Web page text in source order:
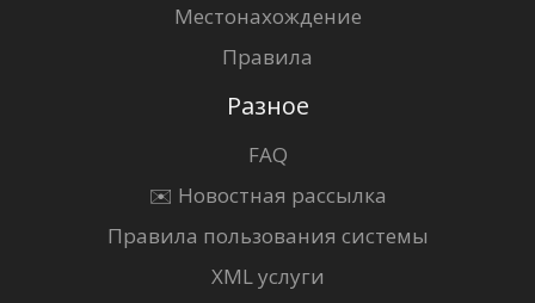
Местонахождение
Правила
Разное
FAQ
✉️ Новостная рассылка
Правила пользования системы
XML услуги